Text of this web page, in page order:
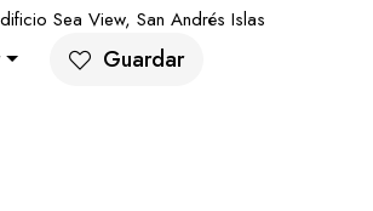
Sea View, San Andrés Islas
Guardar